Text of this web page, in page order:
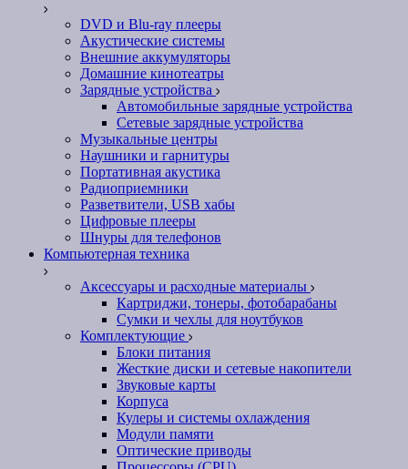
DVD и Blu-ray плееры
Акустические системы
Внешние аккумуляторы
Домашние кинотеатры
Зарядные устройства
Автомобильные зарядные устройства
Сетевые зарядные устройства
Музыкальные центры
Наушники и гарнитуры
Портативная акустика
Радиоприемники
Разветвители, USB хабы
Цифровые плееры
Шнуры для телефонов
Компьютерная техника
Аксессуары и расходные материалы
Картриджи, тонеры, фотобарабаны
Сумки и чехлы для ноутбуков
Комплектующие
Блоки питания
Жесткие диски и сетевые накопители
Звуковые карты
Корпуса
Кулеры и системы охлаждения
Модули памяти
Оптические приводы